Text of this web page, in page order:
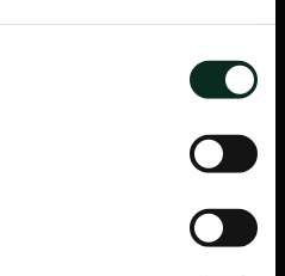
des Communes Associées